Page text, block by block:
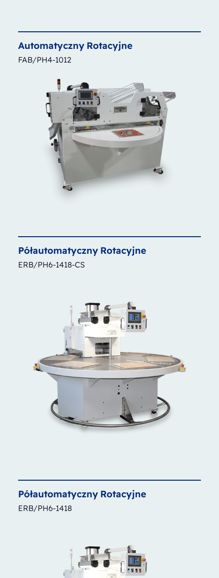
Automatyczny Rotacyjne
FAB/PH4-1012
Półautomatyczny Rotacyjne
ERB/PH6-1418-CS
Półautomatyczny Rotacyjne
ERB/PH6-1418